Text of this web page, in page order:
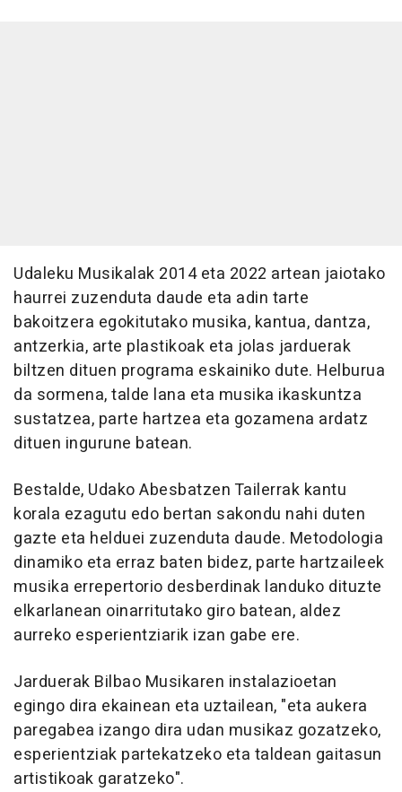
Udaleku Musikalak 2014 eta 2022 artean jaiotako
haurrei zuzenduta daude eta adin tarte
bakoitzera egokitutako musika, kantua, dantza,
antzerkia, arte plastikoak eta jolas jarduerak
biltzen dituen programa eskainiko dute. Helburua
da sormena, talde lana eta musika ikaskuntza
sustatzea, parte hartzea eta gozamena ardatz
dituen ingurune batean.
Bestalde, Udako Abesbatzen Tailerrak kantu
korala ezagutu edo bertan sakondu nahi duten
gazte eta helduei zuzenduta daude. Metodologia
dinamiko eta erraz baten bidez, parte hartzaileek
musika errepertorio desberdinak landuko dituzte
elkarlanean oinarritutako giro batean, aldez
aurreko esperientziarik izan gabe ere.
Jarduerak Bilbao Musikaren instalazioetan
egingo dira ekainean eta uztailean, "eta aukera
paregabea izango dira udan musikaz gozatzeko,
esperientziak partekatzeko eta taldean gaitasun
artistikoak garatzeko".